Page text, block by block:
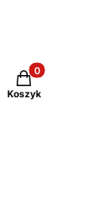
Produkty w
Koszyk